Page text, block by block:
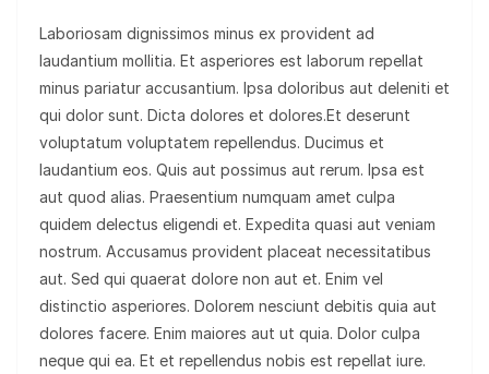
Laboriosam dignissimos minus ex provident ad
laudantium mollitia. Et asperiores est laborum repellat
minus pariatur accusantium. Ipsa doloribus aut deleniti et
qui dolor sunt. Dicta dolores et dolores.Et deserunt
voluptatum voluptatem repellendus. Ducimus et
laudantium eos. Quis aut possimus aut rerum. Ipsa est
aut quod alias. Praesentium numquam amet culpa
quidem delectus eligendi et. Expedita quasi aut veniam
nostrum. Accusamus provident placeat necessitatibus
aut. Sed qui quaerat dolore non aut et. Enim vel
distinctio asperiores. Dolorem nesciunt debitis quia aut
dolores facere. Enim maiores aut ut quia. Dolor culpa
neque qui ea. Et et repellendus nobis est repellat iure.